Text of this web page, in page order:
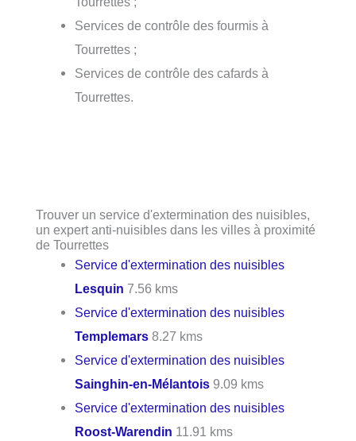
Services de contrôle des fourmis à
Tourrettes ;
Services de contrôle des cafards à
Tourrettes.
Trouver un service d'extermination des nuisibles,
un expert anti-nuisibles dans les villes à proximité
de Tourrettes
Service d'extermination des nuisibles
Lesquin 7.56 kms
Service d'extermination des nuisibles
Templemars 8.27 kms
Service d'extermination des nuisibles
Sainghin-en-Mélantois 9.09 kms
Service d'extermination des nuisibles
Roost-Warendin 11.91 kms